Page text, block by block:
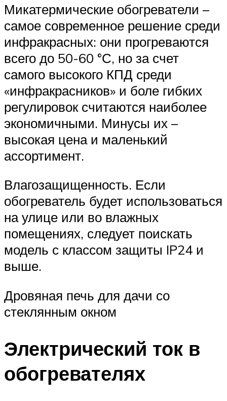
Микатермические обогреватели –
самое современное решение среди
инфракрасных: они прогреваются
всего до 50-60 °С, но за счет
самого высокого КПД среди
«инфракрасников» и боле гибких
регулировок считаются наиболее
экономичными. Минусы их –
высокая цена и маленький
ассортимент.
Влагозащищенность. Если
обогреватель будет использоваться
на улице или во влажных
помещениях, следует поискать
модель с классом защиты IP24 и
выше.
Дровяная печь для дачи со
стеклянным окном
Электрический ток в
обогревателях